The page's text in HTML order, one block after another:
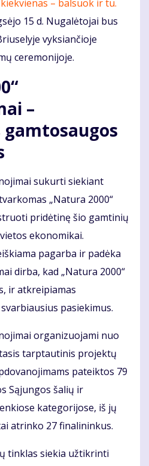
– balsuok ir tu.
15 d. Nugalėtojai bus
vyksiančioje
ceremonijoje.
–
sukurti siekiant
„Natura 2000“
pridėtinę šio gamtinių
ekonomikai.
pagarba ir padėka
dirba, kad „Natura 2000“
ir atkreipiamas
pasiekimus.
organizuojami nuo
tarptautinis projektų
pateiktos 79
Sąjungos šalių ir
kategorijose, iš jų
atrinko 27 finalininkus.
tinklas siekia užtikrinti